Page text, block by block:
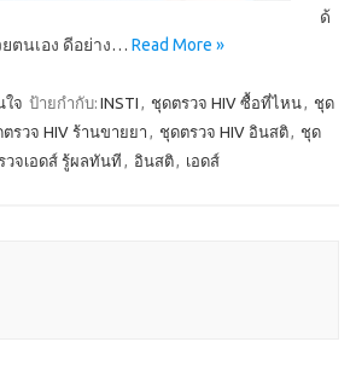
ด้
ยตนเอง ดีอย่าง… Read More »
จ ป้ายกำกับ: INSTI , ชุดตรวจ HIV ซื้อที่ไหน, ชุด
รวจ HIV ร้านขายยา , ชุดตรวจ HIV อินสติ, ชุด
วจเอดส์ รู้ผลทันที , อินสติ, เอดส์